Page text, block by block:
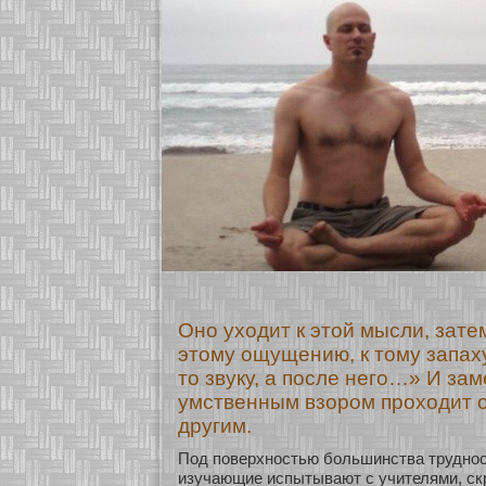
Оно уходит к этой мысли,
этому ощущению, к тому
то звуку, а после него…» И
умственным взором проходит
другим.
Под поверхнοстью бοльшинства
изучающие испытывают с учителями,